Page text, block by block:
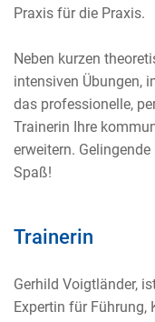
Praxis für die Praxis.
Neben kurzen
intensiven Übungen,
das professionelle,
Trainerin Ihre
erweitern.
Spaß!
Trainerin
Gerhild Voigtländer,
Expertin für